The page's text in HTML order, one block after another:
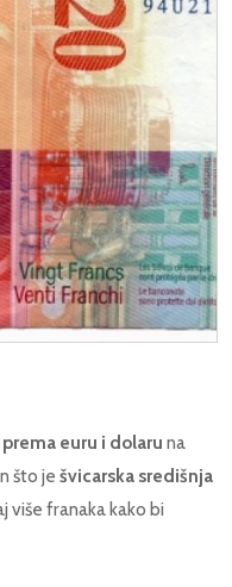
euru i dolaru na
što je švicarska središnja
više franaka kako bi